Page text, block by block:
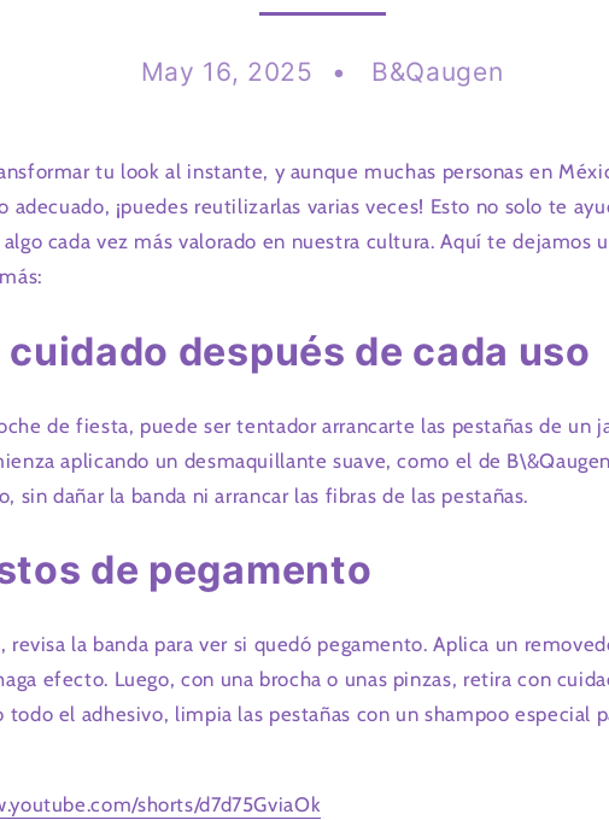
May 16, 2025 B&Qaugen
tu look al instante, y aunque muchas personas en
adecuado, ¡puedes reutilizarlas varias veces! Esto no solo te
cada vez más valorado en nuestra cultura. Aquí te dejamos
después de cada uso
de fiesta, puede ser tentador arrancarte las pestañas de un
aplicando un desmaquillante suave, como el de
sin dañar la banda ni arrancar las fibras de las pestañas.
de pegamento
revisa la banda para ver si quedó pegamento. Aplica un
efecto. Luego, con una brocha o unas pinzas, retira con
el adhesivo, limpia las pestañas con un shampoo especial
shorts/d7d75GviaOk